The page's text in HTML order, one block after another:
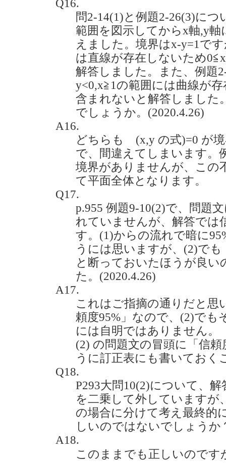
Q16.
問2-14(1)と例題2-26(3)に
範囲を図示してからx軸,y
えました。境界はx-y=1で
は直線が存在しないため
解答しました。また、例題
y<0,x≧1の範囲には曲線が
含まれないと解答しました
でしょうか。(2020.4.26)
A16.
どちらも (x,y の式)=0 が
で、間違えてしまいます。
境界がありませんが、この
て平面全体となります。
Q17.
p.955 例題9-10(2)で、問題
れていませんが、解答では
す。(1)からの流れで暗に
うには思いますが、(2)でも
と断っておいたほうが良
た。(2020.4.26)
A17.
これはご指摘の通りだと思
頼度95%」なので、(2)でも
には自明ではありません。
(2) の問題文の冒頭に「信
うに訂正表にも書いておく
Q18.
P293大問10(2)について、
を二乗して外していますが
の場合に分けて考え最終的
しいのではないでしょうか
A18.
このままでも正しいのです